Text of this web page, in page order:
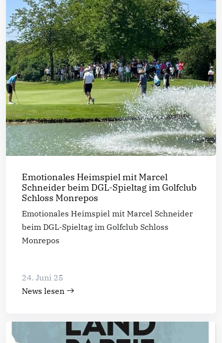
Emotionales Heimspiel mit Marcel
Schneider beim DGL-Spieltag im Golfclub
Schloss Monrepos
Emotionales Heimspiel mit Marcel Schneider
beim DGL-Spieltag im Golfclub Schloss
Monrepos
24. Juni 25
News lesen